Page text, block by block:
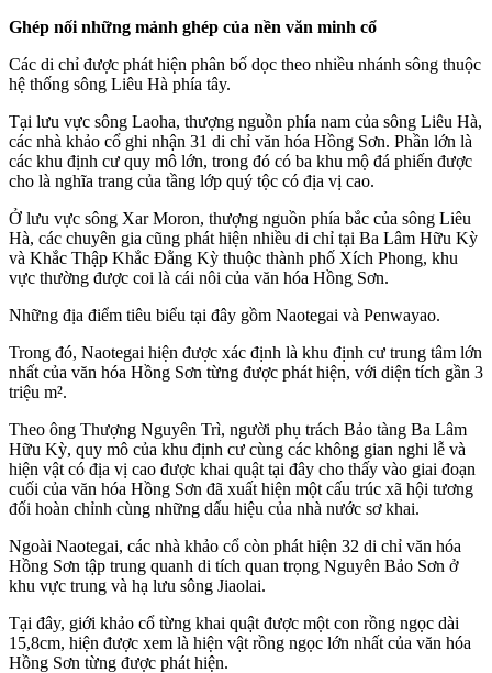
Ghép nối những mảnh ghép của nền văn minh cổ
Các di chỉ được phát hiện phân bố dọc theo nhiều nhánh sông thuộc
hệ thống sông Liêu Hà phía tây.
Tại lưu vực sông Laoha, thượng nguồn phía nam của sông Liêu Hà,
các nhà khảo cổ ghi nhận 31 di chỉ văn hóa Hồng Sơn. Phần lớn là
các khu định cư quy mô lớn, trong đó có ba khu mộ đá phiến được
cho là nghĩa trang của tầng lớp quý tộc có địa vị cao.
Ở lưu vực sông Xar Moron, thượng nguồn phía bắc của sông Liêu
Hà, các chuyên gia cũng phát hiện nhiều di chỉ tại Ba Lâm Hữu Kỳ
và Khắc Thập Khắc Đằng Kỳ thuộc thành phố Xích Phong, khu
vực thường được coi là cái nôi của văn hóa Hồng Sơn.
Những địa điểm tiêu biểu tại đây gồm Naotegai và Penwayao.
Trong đó, Naotegai hiện được xác định là khu định cư trung tâm lớn
nhất của văn hóa Hồng Sơn từng được phát hiện, với diện tích gần 3
triệu m².
Theo ông Thượng Nguyên Trì, người phụ trách Bảo tàng Ba Lâm
Hữu Kỳ, quy mô của khu định cư cùng các không gian nghi lễ và
hiện vật có địa vị cao được khai quật tại đây cho thấy vào giai đoạn
cuối của văn hóa Hồng Sơn đã xuất hiện một cấu trúc xã hội tương
đối hoàn chỉnh cùng những dấu hiệu của nhà nước sơ khai.
Ngoài Naotegai, các nhà khảo cổ còn phát hiện 32 di chỉ văn hóa
Hồng Sơn tập trung quanh di tích quan trọng Nguyên Bảo Sơn ở
khu vực trung và hạ lưu sông Jiaolai.
Tại đây, giới khảo cổ từng khai quật được một con rồng ngọc dài
15,8cm, hiện được xem là hiện vật rồng ngọc lớn nhất của văn hóa
Hồng Sơn từng được phát hiện.